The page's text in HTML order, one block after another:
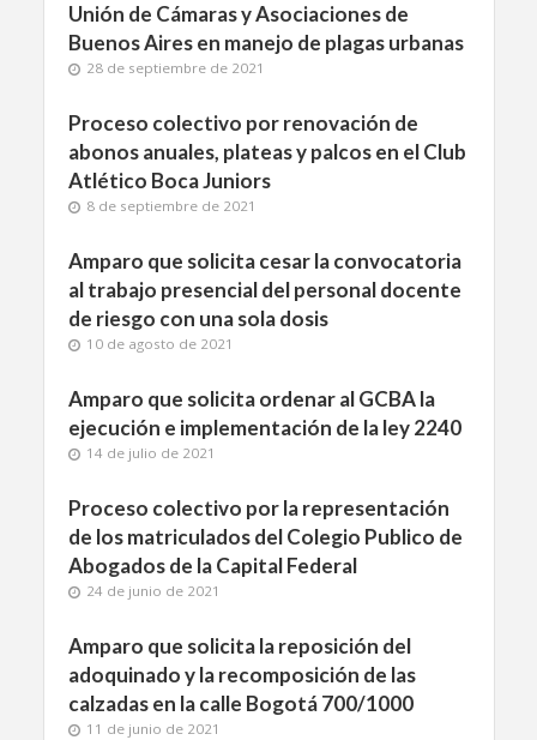
Unión de Cámaras y Asociaciones de
Buenos Aires en manejo de plagas urbanas
28 de septiembre de 2021
Proceso colectivo por renovación de
abonos anuales, plateas y palcos en el Club
Atlético Boca Juniors
8 de septiembre de 2021
Amparo que solicita cesar la convocatoria
al trabajo presencial del personal docente
de riesgo con una sola dosis
10 de agosto de 2021
Amparo que solicita ordenar al GCBA la
ejecución e implementación de la ley 2240
14 de julio de 2021
Proceso colectivo por la representación
de los matriculados del Colegio Publico de
Abogados de la Capital Federal
24 de junio de 2021
Amparo que solicita la reposición del
adoquinado y la recomposición de las
calzadas en la calle Bogotá 700/1000
11 de junio de 2021